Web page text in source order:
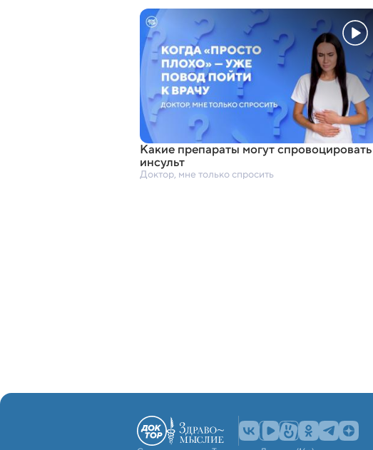
Какие препараты могут спровоцировать
инсульт
Доктор, мне только спросить